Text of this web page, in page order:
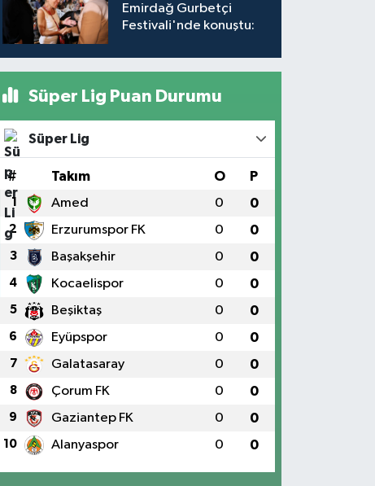
Emirdağ Gurbetçi
Festivali'nde konuştu:
Süper Lig Puan Durumu
Süper Lig
# Takım O P
1 Amed 0 0
2 Erzurumspor FK 0 0
3 Başakşehir 0 0
4 Kocaelispor 0 0
5 Beşiktaş 0 0
6 Eyüpspor 0 0
7 Galatasaray 0 0
8 Çorum FK 0 0
9 Gaziantep FK 0 0
10 Alanyaspor 0 0